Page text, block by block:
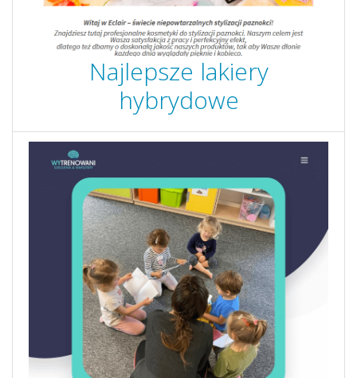
Najlepsze lakiery
hybrydowe